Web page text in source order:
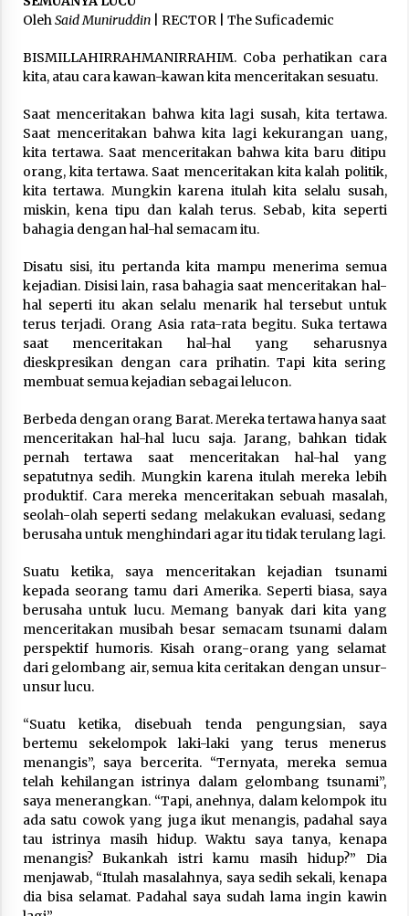
Takut Mati
3 months ago
Said Muniruddin Latih Mental dan Spiritual 80
Siswa YPHC
3 months ago
Said Muniruddin Beri Pelatihan dan Motivasi
untuk 179 Guru Diniyah Disdikbud Kota Banda
4 months ago
SELVi: Sebuah Model Motivasi dalam
Kepemimpinan Bisnis
4 months ago
Eksistensi Iran dalam Tiga Ayat: Memahami
Nubuwwat
5 months ago
Oleh Said Muniruddin| RECTOR | The Suficademic
BISMILLAHIRRAHMANIRRAHIM. Coba perhatikan cara
kita, atau cara kawan-kawan kita menceritakan sesuatu.
Saat menceritakan bahwa kita lagi susah, kita tertawa.
Saat menceritakan bahwa kita lagi kekurangan uang,
kita tertawa. Saat menceritakan bahwa kita baru ditipu
orang, kita tertawa. Saat menceritakan kita kalah politik,
kita tertawa. Mungkin karena itulah kita selalu susah,
miskin, kena tipu dan kalah terus. Sebab, kita seperti
bahagia dengan hal-hal semacam itu.
Disatu sisi, itu pertanda kita mampu menerima semua
kejadian. Disisi lain, rasa bahagia saat menceritakan hal-
hal seperti itu akan selalu menarik hal tersebut untuk
terus terjadi. Orang Asia rata-rata begitu. Suka tertawa
saat menceritakan hal-hal yang seharusnya
dieskpresikan dengan cara prihatin. Tapi kita sering
membuat semua kejadian sebagai lelucon.
Berbeda dengan orang Barat. Mereka tertawa hanya saat
menceritakan hal-hal lucu saja. Jarang, bahkan tidak
pernah tertawa saat menceritakan hal-hal yang
sepatutnya sedih. Mungkin karena itulah mereka lebih
produktif. Cara mereka menceritakan sebuah masalah,
seolah-olah seperti sedang melakukan evaluasi, sedang
berusaha untuk menghindari agar itu tidak terulang lagi.
Suatu ketika, saya menceritakan kejadian tsunami
kepada seorang tamu dari Amerika. Seperti biasa, saya
berusaha untuk lucu. Memang banyak dari kita yang
menceritakan musibah besar semacam tsunami dalam
perspektif humoris. Kisah orang-orang yang selamat
dari gelombang air, semua kita ceritakan dengan unsur-
unsur lucu.
“Suatu ketika, disebuah tenda pengungsian, saya
bertemu sekelompok laki-laki yang terus menerus
menangis”, saya bercerita. “Ternyata, mereka semua
telah kehilangan istrinya dalam gelombang tsunami”,
saya menerangkan. “Tapi, anehnya, dalam kelompok itu
ada satu cowok yang juga ikut menangis, padahal saya
tau istrinya masih hidup. Waktu saya tanya, kenapa
menangis? Bukankah istri kamu masih hidup?” Dia
menjawab, “Itulah masalahnya, saya sedih sekali, kenapa
dia bisa selamat. Padahal saya sudah lama ingin kawin